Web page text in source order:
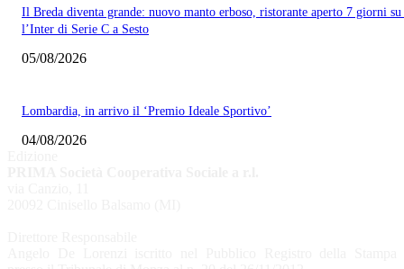
Il Breda diventa grande: nuovo manto erboso, ristorante aperto 7 giorni su
l’Inter di Serie C a Sesto
05/08/2026
Lombardia, in arrivo il ‘Premio Ideale Sportivo’
04/08/2026